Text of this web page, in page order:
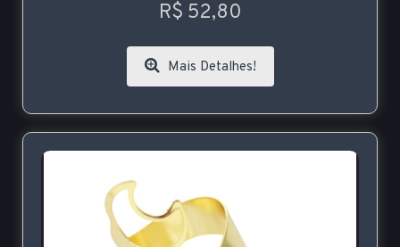
R$ 52,80
Mais Detalhes!